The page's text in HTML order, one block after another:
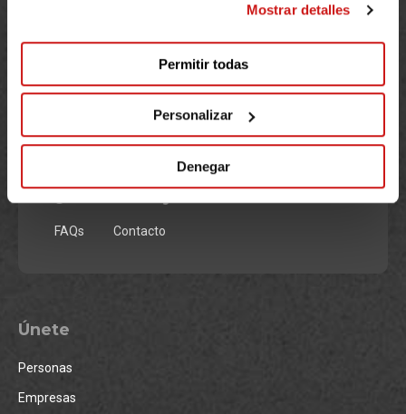
Mostrar detalles
Permitir todas
Personalizar
Denegar
permite implicarse con causas sociales a través de la creación
de retos solidarios basados en el crowdfunding.
¿Necesitas ayuda?
FAQs Contacto
Únete
Personas
Empresas